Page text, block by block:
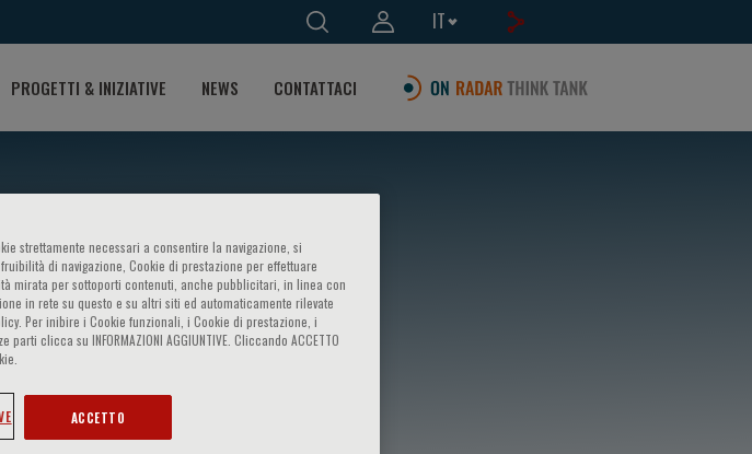
IT
PROGETTI & INIZIATIVE NEWS CONTATTACI
strettamente necessari a consentire la navigazione, si
di navigazione, Cookie di prestazione per effettuare
mirata per sottoporti contenuti, anche pubblicitari, in linea con
in rete su questo e su altri siti ed automaticamente rilevate
Per inibire i Cookie funzionali, i Cookie di prestazione, i
clicca su INFORMAZIONI AGGIUNTIVE. Cliccando ACCETTO
ACCETTO